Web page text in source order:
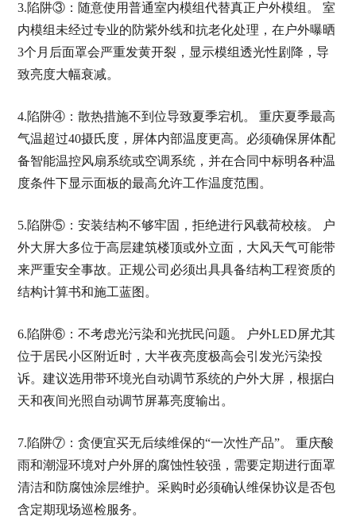
3.陷阱③：随意使用普通室内模组代替真正户外模组。 室
内模组未经过专业的防紫外线和抗老化处理，在户外曝晒
3个月后面罩会严重发黄开裂，显示模组透光性剧降，导
致亮度大幅衰减。
4.陷阱④：散热措施不到位导致夏季宕机。 重庆夏季最高
气温超过40摄氏度，屏体内部温度更高。必须确保屏体配
备智能温控风扇系统或空调系统，并在合同中标明各种温
度条件下显示面板的最高允许工作温度范围。
5.陷阱⑤：安装结构不够牢固，拒绝进行风载荷校核。 户
外大屏大多位于高层建筑楼顶或外立面，大风天气可能带
来严重安全事故。正规公司必须出具具备结构工程资质的
结构计算书和施工蓝图。
6.陷阱⑥：不考虑光污染和光扰民问题。 户外LED屏尤其
位于居民小区附近时，大半夜亮度极高会引发光污染投
诉。建议选用带环境光自动调节系统的户外大屏，根据白
天和夜间光照自动调节屏幕亮度输出。
7.陷阱⑦：贪便宜买无后续维保的“一次性产品”。 重庆酸
雨和潮湿环境对户外屏的腐蚀性较强，需要定期进行面罩
清洁和防腐蚀涂层维护。采购时必须确认维保协议是否包
含定期现场巡检服务。